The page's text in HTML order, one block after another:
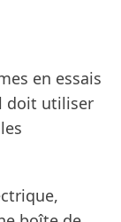
en essais
doit utiliser